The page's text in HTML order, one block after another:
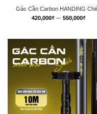
Gác Cần Carbon HANDING
420,000₫ – 550,000₫
đến